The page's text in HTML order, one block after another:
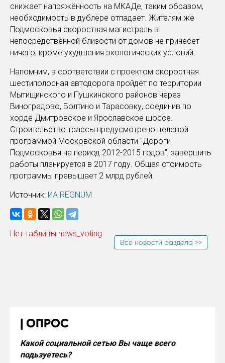
снижает напряжённость на МКАДе, таким образом,
необходимость в дублёре отпадает. Жителям же
Подмосковья скоростная магистраль в
непосредственной близости от домов не принесёт
ничего, кроме ухудшения экологических условий.
Напомним, в соответствии с проектом скоростная
шестиполосная автодорога пройдёт по территории
Мытищинского и Пушкинского районов через
Виноградово, Болтино и Тарасовку, соединив по
хорде Дмитровское и Ярославское шоссе.
Строительство трассы предусмотрено целевой
программой Московской области "Дороги
Подмосковья на период 2012-2015 годов", завершить
работы планируется в 2017 году. Общая стоимость
программы превышает 2 млрд рублей.
Источник: ИА REGNUM
Нет таблицы news_voting
Все новости раздела >>
ОПРОС
Какой социальной сетью Вы чаще всего
подьзуетесь?